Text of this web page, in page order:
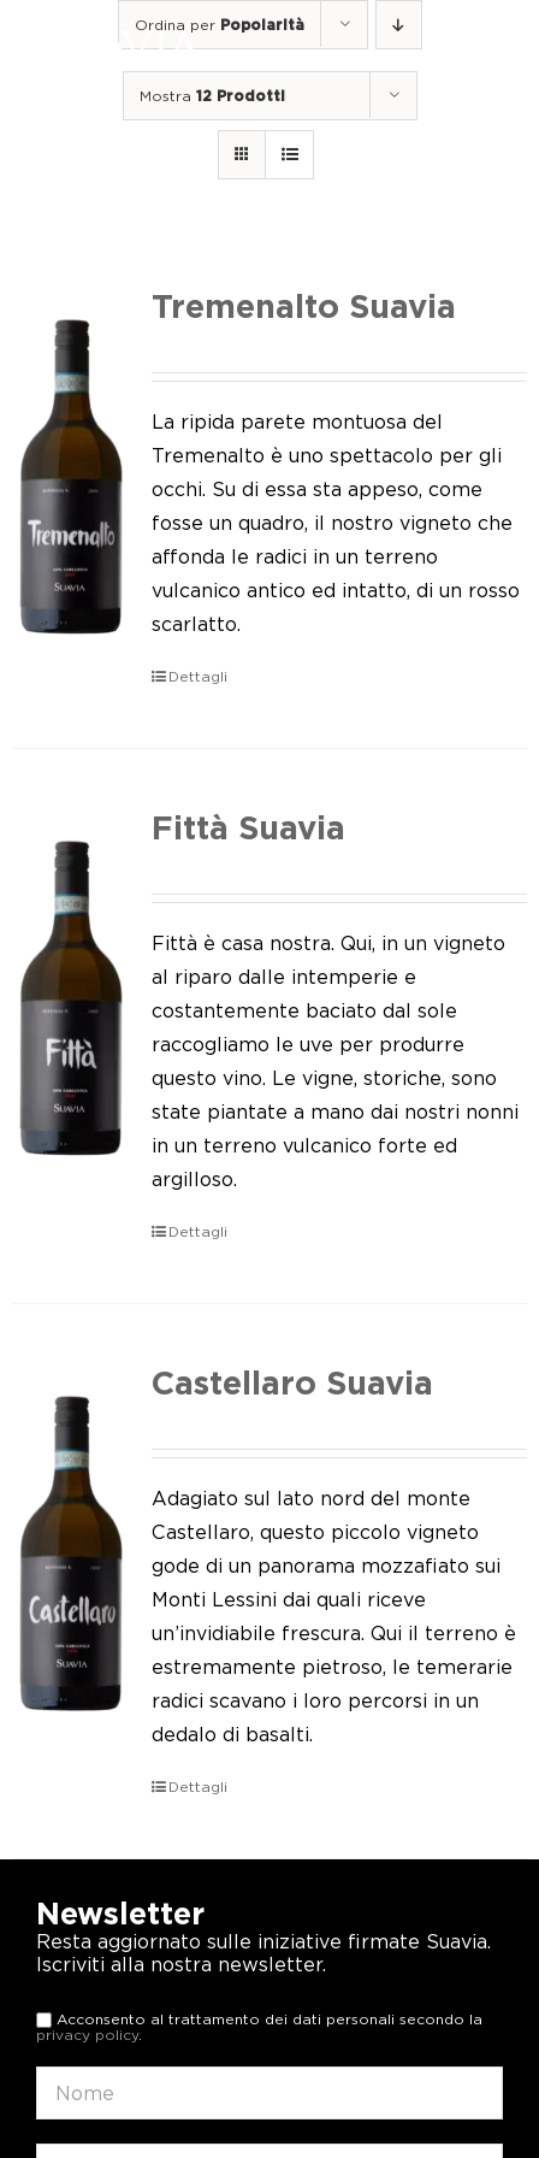
Il nostro lavoro
I nostri vigneti
Tappo a vite
Le nostre news
Ordina per Popolarità
Mostra 12 Prodotti
Tremenalto Suavia
La ripida parete montuosa del
Tremenalto è uno spettacolo per gli
occhi. Su di essa sta appeso, come
fosse un quadro, il nostro vigneto che
affonda le radici in un terreno
vulcanico antico ed intatto, di un rosso
scarlatto.
Dettagli
Fittà Suavia
Fittà è casa nostra. Qui, in un vigneto
al riparo dalle intemperie e
costantemente baciato dal sole
raccogliamo le uve per produrre
questo vino. Le vigne, storiche, sono
state piantate a mano dai nostri nonni
in un terreno vulcanico forte ed
argilloso.
Dettagli
Castellaro Suavia
Adagiato sul lato nord del monte
Castellaro, questo piccolo vigneto
gode di un panorama mozzafiato sui
Monti Lessini dai quali riceve
un’invidiabile frescura. Qui il terreno è
estremamente pietroso, le temerarie
radici scavano i loro percorsi in un
dedalo di basalti.
Dettagli
Newsletter
Resta aggiornato sulle iniziative firmate Suavia.
Iscriviti alla nostra newsletter.
Acconsento al trattamento dei dati personali secondo la
privacy policy.